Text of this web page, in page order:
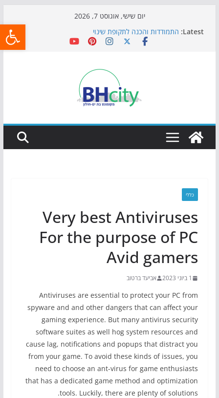
יום שישי, אוגוסט 7, 2026
Latest: התמודדות והכנה לתקופת שינוי
אי ההרפתקאות ממשיך לכבוש את הגינות: מאות משפחות
כדורגל באווירה מיוחדת: הקרנת גמר המונדיאל בטרמינל
הקיץ של בני הנוער בבת־ים: חוף הריביירה הופך למרחב
בטוח בשעות הערב
כללי
Very best Antiviruses
For the purpose of PC
Avid gamers
1 ביוני 2023 אביעד ברטוב
Antiviruses are essential to protect your PC from
spyware and and other dangers that can affect your
gaming experience. But many antivirus security
software suites as well hog system resources and
cause lag, notifications and popups that distract you
from your game. To avoid these kinds of issues, you
need to choose an ant-virus for game enthusiasts
that has a dedicated game method and optimization
tools. Luckily, there are plenty of solutions.